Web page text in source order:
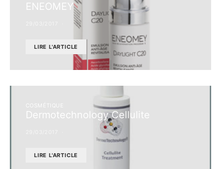
ENEOMEY
LIRE L'ARTICLE
COSMÉTIQUE
Dermotechnology Cellulite
LIRE L'ARTICLE